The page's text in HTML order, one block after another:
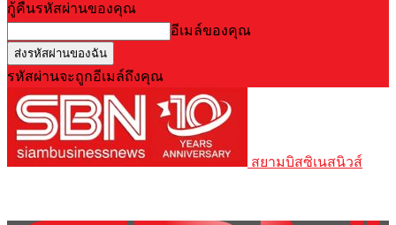
กู้คืนรหัสผ่านของคุณ
อีเมล์ของคุณ
รหัสผ่านจะถูกอีเมล์ถึงคุณ
สยามบิสซิเนสนิวส์